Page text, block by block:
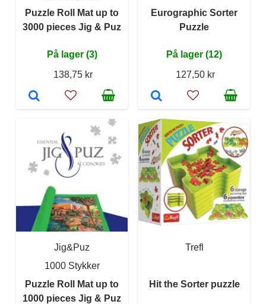
Puzzle Roll Mat up to
3000 pieces Jig & Puz
På lager (3)
138,75 kr
Eurographic Sorter
Puzzle
På lager (12)
127,50 kr
Jig&Puz
1000 Stykker
Puzzle Roll Mat up to
1000 pieces Jig & Puz
Trefl
Hit the Sorter puzzle